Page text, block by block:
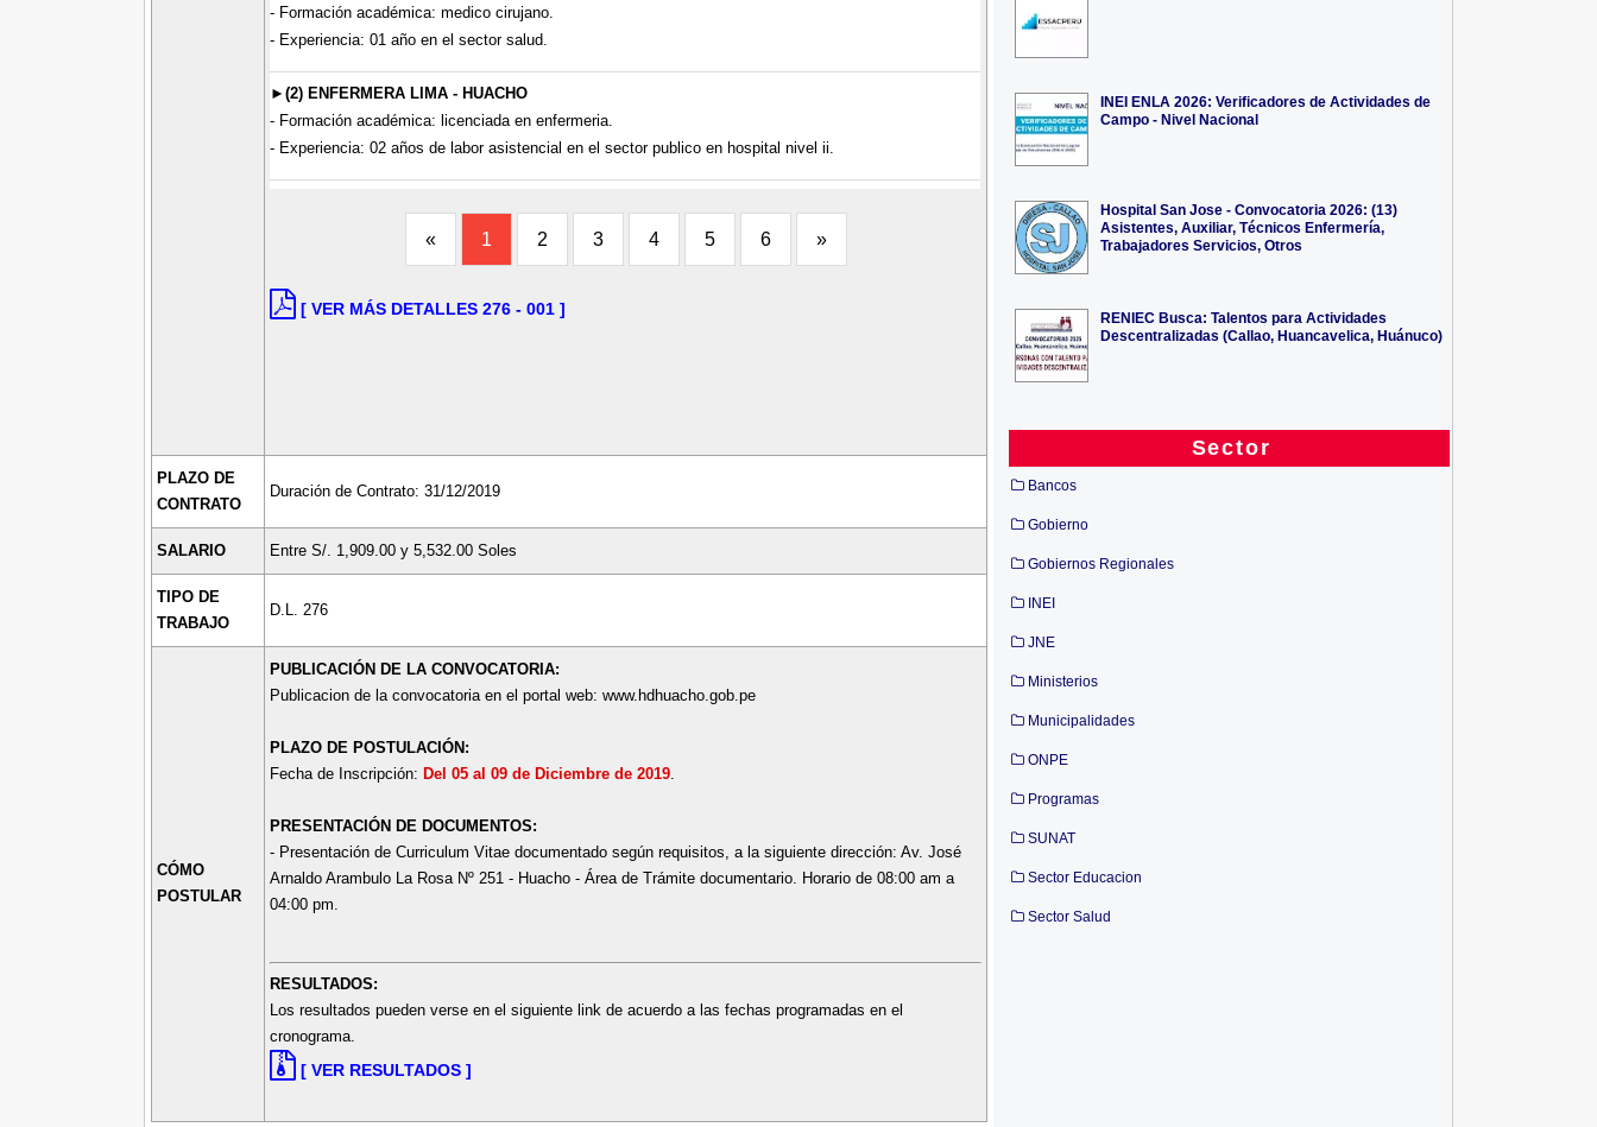
- Formación académica: medico cirujano.
- Experiencia: 01 año en el sector salud.
►(2) ENFERMERA LIMA - HUACHO
- Formación académica: licenciada en enfermeria.
- Experiencia: 02 años de labor asistencial en el sector publico en hospital nivel ii.
« 1 2 3 4 5 6 »
[ VER MÁS DETALLES 276 - 001 ]
PLAZO DE
CONTRATO
Duración de Contrato: 31/12/2019
SALARIO Entre S/. 1,909.00 y 5,532.00 Soles
TIPO DE
TRABAJO
D.L. 276
CÓMO
POSTULAR
PUBLICACIÓN DE LA CONVOCATORIA:
Publicacion de la convocatoria en el portal web: www.hdhuacho.gob.pe
PLAZO DE POSTULACIÓN:
Fecha de Inscripción: Del 05 al 09 de Diciembre de 2019
PRESENTACIÓN DE DOCUMENTOS:
- Presentación de Curriculum Vitae documentado según requisitos, a la siguiente dirección: Av. José
Arnaldo Arambulo La Rosa Nº 251 - Huacho - Área de Trámite documentario. Horario de 08:00 am a
04:00 pm.
RESULTADOS:
Los resultados pueden verse en el siguiente link de acuerdo a las fechas programadas en el
cronograma.
[ VER RESULTADOS ]
INEI ENLA 2026: Verificadores de Actividades de
Campo - Nivel Nacional
Hospital San Jose - Convocatoria 2026: (13)
Asistentes, Auxiliar, Técnicos Enfermería,
Trabajadores Servicios, Otros
RENIEC Busca: Talentos para Actividades
Descentralizadas (Callao, Huancavelica, Huánuco)
Sector
Bancos
Gobierno
Gobiernos Regionales
INEI
JNE
Ministerios
Municipalidades
ONPE
Programas
SUNAT
Sector Educacion
Sector Salud